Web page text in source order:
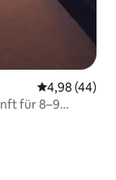
4,98 (44)
für 8–9